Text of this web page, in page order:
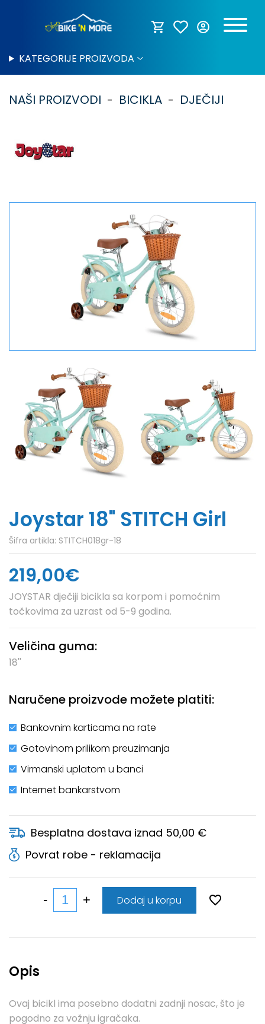
KATEGORIJE PROIZVODA
NAŠI PROIZVODI BICIKLA DJEČIJI
Joystar 18" STITCH Girl
Šifra artikla: STITCH018gr-18
219,00€
JOYSTAR dječiji bicikla sa korpom i pomoćnim
točkovima za uzrast od 5-9 godina.
Veličina guma:
18''
Naručene proizvode možete platiti:
Bankovnim karticama na rate
Gotovinom prilikom preuzimanja
Virmanski uplatom u banci
Internet bankarstvom
Besplatna dostava iznad 50,00 €
Povrat robe - reklamacija
Dodaj u korpu
Opis
Ovaj bicikl ima posebno dodatni zadnji nosac, što je
pogodno za vožnju igračaka.